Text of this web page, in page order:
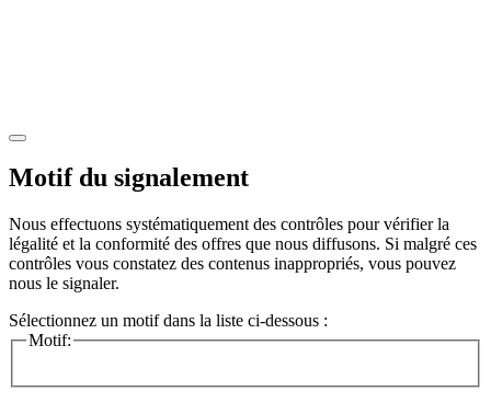
Motif du signalement
Nous effectuons systématiquement des contrôles pour vérifier la
légalité et la conformité des offres que nous diffusons. Si malgré ces
contrôles vous constatez des contenus inappropriés, vous pouvez
nous le signaler.
Sélectionnez un motif dans la liste ci-dessous :
Motif: